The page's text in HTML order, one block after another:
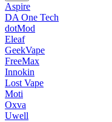
Aspire
DA One Tech
dotMod
Eleaf
GeekVape
FreeMax
Innokin
Lost Vape
Moti
Oxva
Uwell